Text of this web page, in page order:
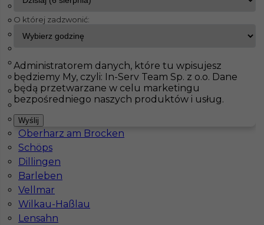
InServ Oferty pracy
Pokaż filtr
Pasenbach
Klettgau
Bisingen
Waldeck
Schorndorf
Seubersdorf
Neunkirchen
Peine
Oberharz am Brocken
Schöps
Dillingen
Barleben
Vellmar
Wilkau-Haßlau
Lensahn
Praca za granicą - tynkarz
Kategoria Prace budowlane
O której zadzwonić:
Administratorem danych, które tu wpisujesz
będziemy My, czyli: In-Serv Team Sp. z o.o. Dane
będą przetwarzane w celu marketingu
bezpośredniego naszych produktów i usług.
Wyślij